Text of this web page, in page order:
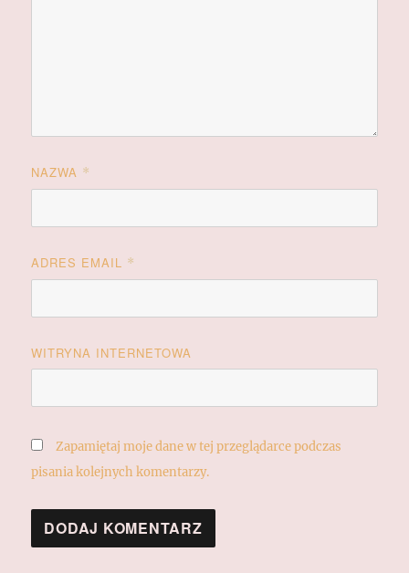
NAZWA *
ADRES EMAIL *
WITRYNA INTERNETOWA
Zapamiętaj moje dane w tej przeglądarce podczas
pisania kolejnych komentarzy.